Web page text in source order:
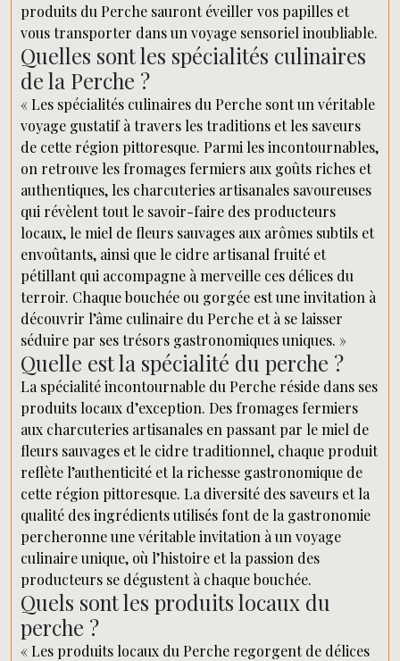
produits du Perche sauront éveiller vos papilles et
vous transporter dans un voyage sensoriel inoubliable.
Quelles sont les spécialités culinaires
de la Perche ?
« Les spécialités culinaires du Perche sont un véritable
voyage gustatif à travers les traditions et les saveurs
de cette région pittoresque. Parmi les incontournables,
on retrouve les fromages fermiers aux goûts riches et
authentiques, les charcuteries artisanales savoureuses
qui révèlent tout le savoir-faire des producteurs
locaux, le miel de fleurs sauvages aux arômes subtils et
envoûtants, ainsi que le cidre artisanal fruité et
pétillant qui accompagne à merveille ces délices du
terroir. Chaque bouchée ou gorgée est une invitation à
découvrir l’âme culinaire du Perche et à se laisser
séduire par ses trésors gastronomiques uniques. »
Quelle est la spécialité du perche ?
La spécialité incontournable du Perche réside dans ses
produits locaux d’exception. Des fromages fermiers
aux charcuteries artisanales en passant par le miel de
fleurs sauvages et le cidre traditionnel, chaque produit
reflète l’authenticité et la richesse gastronomique de
cette région pittoresque. La diversité des saveurs et la
qualité des ingrédients utilisés font de la gastronomie
percheronne une véritable invitation à un voyage
culinaire unique, où l’histoire et la passion des
producteurs se dégustent à chaque bouchée.
Quels sont les produits locaux du
perche ?
« Les produits locaux du Perche regorgent de délices